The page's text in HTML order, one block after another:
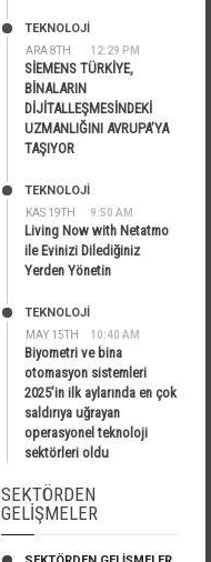
ARA 8TH 12:29 PM
TEKNOLOJİ
SİEMENS TÜRKİYE,
BİNALARIN
DİJİTALLEŞMESİNDEKİ
UZMANLIĞINI AVRUPA’YA
TAŞIYOR
KAS 19TH 9:50 AM
TEKNOLOJİ
Living Now with Netatmo
ile Evinizi Dilediğiniz
Yerden Yönetin
MAY 15TH 10:40 AM
TEKNOLOJİ
Biyometri ve bina
otomasyon sistemleri
2025’in ilk aylarında en çok
saldırıya uğrayan
operasyonel teknoloji
sektörleri oldu
SEKTÖRDEN
GELIŞMELER